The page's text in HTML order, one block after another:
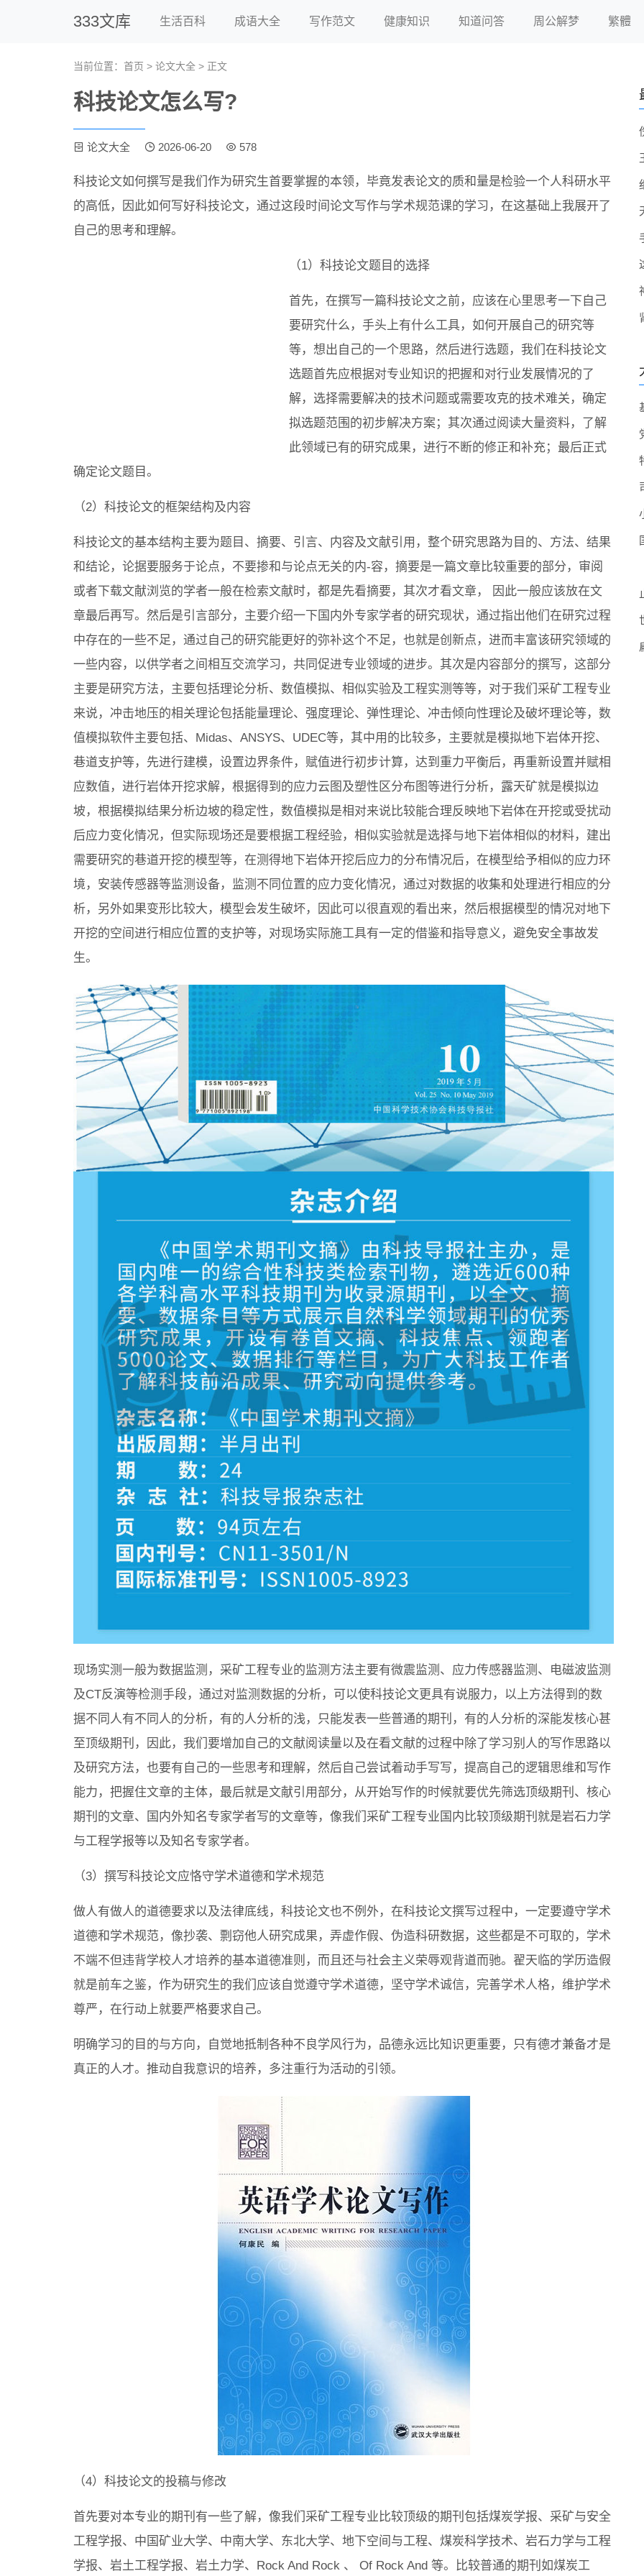
333文库 生活百科 成语大全 写作范文 健康知识 知道问答 周公解梦 繁體
当前位置： 首页 > 论文大全 > 正文
科技论文怎么写?
论文大全 2026-06-20 578
科技论文如何撰写是我们作为研究生首要掌握的本领，毕竟发表论文的质和量是检验一个人科研水平
的高低，因此如何写好科技论文，通过这段时间论文写作与学术规范课的学习，在这基础上我展开了
自己的思考和理解。
（1）科技论文题目的选择
首先，在撰写一篇科技论文之前，应该在心里思考一下自己
要研究什么，手头上有什么工具，如何开展自己的研究等
等，想出自己的一个思路，然后进行选题，我们在科技论文
选题首先应根据对专业知识的把握和对行业发展情况的了
解，选择需要解决的技术问题或需要攻克的技术难关，确定
拟选题范围的初步解决方案；其次通过阅读大量资料，了解
此领域已有的研究成果，进行不断的修正和补充；最后正式
确定论文题目。
（2）科技论文的框架结构及内容
科技论文的基本结构主要为题目、摘要、引言、内容及文献引用，整个研究思路为目的、方法、结果
和结论，论据要服务于论点，不要掺和与论点无关的内-容，摘要是一篇文章比较重要的部分，审阅
或者下载文献浏览的学者一般在检索文献时，都是先看摘要，其次才看文章， 因此一般应该放在文
章最后再写。然后是引言部分，主要介绍一下国内外专家学者的研究现状，通过指出他们在研究过程
中存在的一些不足，通过自己的研究能更好的弥补这个不足，也就是创新点，进而丰富该研究领域的
一些内容，以供学者之间相互交流学习，共同促进专业领域的进步。其次是内容部分的撰写，这部分
主要是研究方法，主要包括理论分析、数值模拟、相似实验及工程实测等等，对于我们采矿工程专业
来说，冲击地压的相关理论包括能量理论、强度理论、弹性理论、冲击倾向性理论及破坏理论等，数
值模拟软件主要包括、Midas、ANSYS、UDEC等，其中用的比较多，主要就是模拟地下岩体开挖、
巷道支护等，先进行建模，设置边界条件，赋值进行初步计算，达到重力平衡后，再重新设置并赋相
应数值，进行岩体开挖求解，根据得到的应力云图及塑性区分布图等进行分析，露天矿就是模拟边
坡，根据模拟结果分析边坡的稳定性，数值模拟是相对来说比较能合理反映地下岩体在开挖或受扰动
后应力变化情况，但实际现场还是要根据工程经验，相似实验就是选择与地下岩体相似的材料，建出
需要研究的巷道开挖的模型等，在测得地下岩体开挖后应力的分布情况后，在模型给予相似的应力环
境，安装传感器等监测设备，监测不同位置的应力变化情况，通过对数据的收集和处理进行相应的分
析，另外如果变形比较大，模型会发生破坏，因此可以很直观的看出来，然后根据模型的情况对地下
开挖的空间进行相应位置的支护等，对现场实际施工具有一定的借鉴和指导意义，避免安全事故发
生。
现场实测一般为数据监测，采矿工程专业的监测方法主要有微震监测、应力传感器监测、电磁波监测
及CT反演等检测手段，通过对监测数据的分析，可以使科技论文更具有说服力，以上方法得到的数
据不同人有不同人的分析，有的人分析的浅，只能发表一些普通的期刊，有的人分析的深能发核心甚
至顶级期刊，因此，我们要增加自己的文献阅读量以及在看文献的过程中除了学习别人的写作思路以
及研究方法，也要有自己的一些思考和理解，然后自己尝试着动手写写，提高自己的逻辑思维和写作
能力，把握住文章的主体，最后就是文献引用部分，从开始写作的时候就要优先筛选顶级期刊、核心
期刊的文章、国内外知名专家学者写的文章等，像我们采矿工程专业国内比较顶级期刊就是岩石力学
与工程学报等以及知名专家学者。
（3）撰写科技论文应恪守学术道德和学术规范
做人有做人的道德要求以及法律底线，科技论文也不例外，在科技论文撰写过程中，一定要遵守学术
道德和学术规范，像抄袭、剽窃他人研究成果，弄虚作假、伪造科研数据，这些都是不可取的，学术
不端不但违背学校人才培养的基本道德准则，而且还与社会主义荣辱观背道而驰。翟天临的学历造假
就是前车之鉴，作为研究生的我们应该自觉遵守学术道德，坚守学术诚信，完善学术人格，维护学术
尊严，在行动上就要严格要求自己。
明确学习的目的与方向，自觉地抵制各种不良学风行为，品德永远比知识更重要，只有德才兼备才是
真正的人才。推动自我意识的培养，多注重行为活动的引领。
（4）科技论文的投稿与修改
首先要对本专业的期刊有一些了解，像我们采矿工程专业比较顶级的期刊包括煤炭学报、采矿与安全
工程学报、中国矿业大学、中南大学、东北大学、地下空间与工程、煤炭科学技术、岩石力学与工程
学报、岩土工程学报、岩土力学、Rock And Rock 、 Of Rock And 等。比较普通的期刊如煤炭工